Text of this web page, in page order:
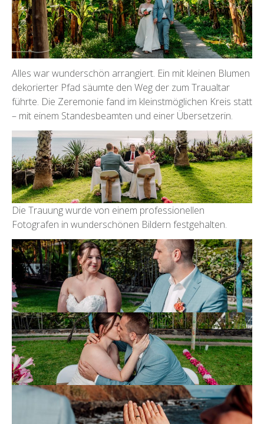
Alles war wunderschön arrangiert. Ein mit kleinen Blumen
dekorierter Pfad säumte den Weg der zum Traualtar
führte. Die Zeremonie fand im kleinstmöglichen Kreis statt
– mit einem Standesbeamten und einer Übersetzerin.
Die Trauung wurde von einem professionellen
Fotografen in wunderschönen Bildern festgehalten.